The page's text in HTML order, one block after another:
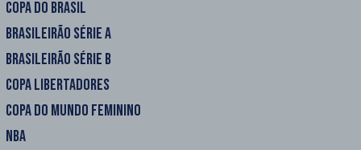
COPA DO BRASIL
BRASILEIRÃO SÉRIE A
BRASILEIRÃO SÉRIE B
COPA LIBERTADORES
COPA DO MUNDO FEMININO
NBA